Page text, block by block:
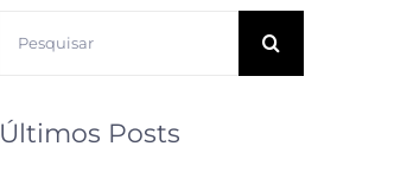
resultados
Últimos Posts